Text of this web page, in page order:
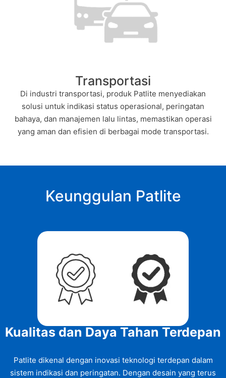
Transportasi
Di industri transportasi, produk Patlite menyediakan
solusi untuk indikasi status operasional, peringatan
bahaya, dan manajemen lalu lintas, memastikan operasi
yang aman dan efisien di berbagai mode transportasi.
Keunggulan Patlite
Kualitas dan Daya Tahan Terdepan
Patlite dikenal dengan inovasi teknologi terdepan dalam
sistem indikasi dan peringatan. Dengan desain yang terus